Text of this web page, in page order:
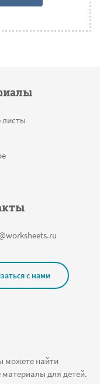
можете найти
для детей.
листы
с нами